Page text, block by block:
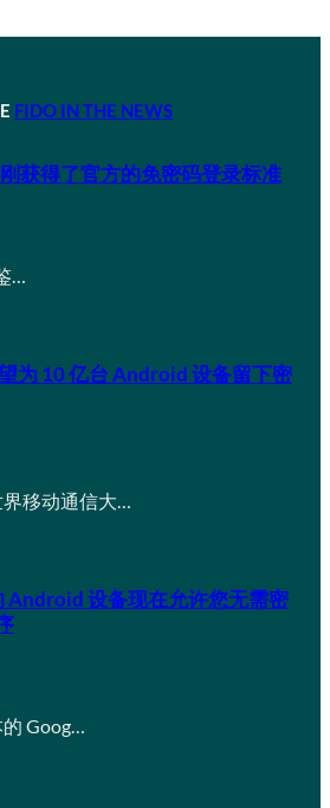
FIDO IN THE NEWS
获得了官方的免密码登录标准
…
为 10 亿台 Android 设备留下密
移动通信大…
Android 设备现在允许您无需密
Goog…